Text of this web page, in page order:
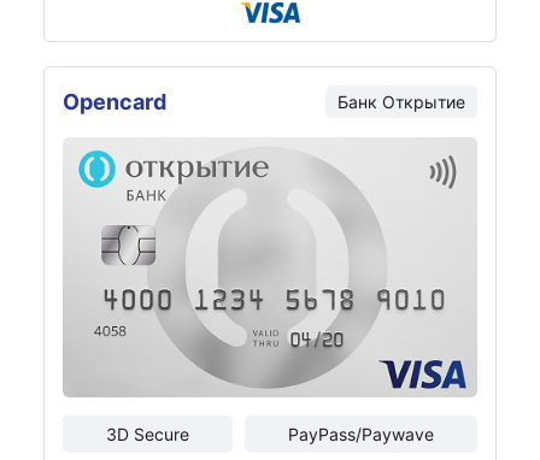
Opencard БанкОткрытие
3D Secure PayPass/Paywave